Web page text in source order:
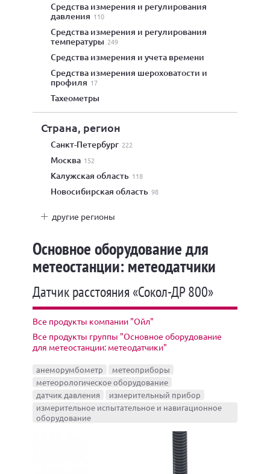
средства измерения и регулирования
давления 110
средства измерения и регулирования
температуры 249
средства измерения и учета времени
средства измерения шероховатости и
профиля 17
тахеометры
Страна, регион
Санкт-Петербург 222
Москва 152
Калужская область 118
Новосибирская область 98
другие регионы
Основное оборудование для
метеостанции: метеодатчики
Датчик расстояния «Сокол-ДР 800»
Все продукты компании "Ойл"
Все продукты группы "Основное оборудование
для метеостанции: метеодатчики"
анеморумбометр
метеоприборы
метеорологическое оборудование
датчик давления
измерительный прибор
измерительное испытательное и навигационное
оборудование